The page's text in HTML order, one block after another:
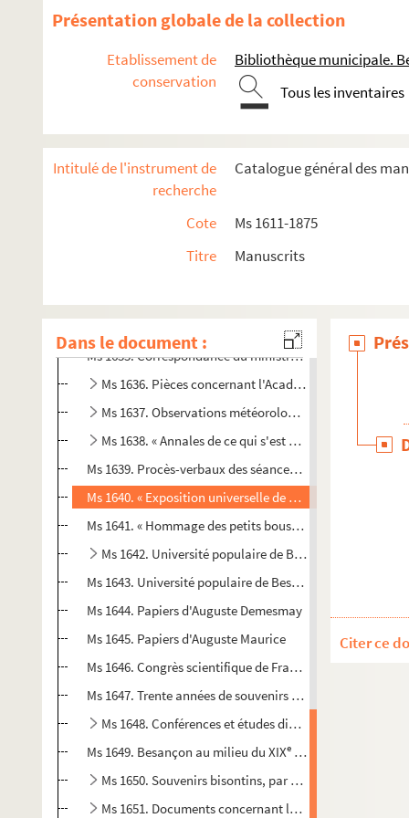
Présentation globale de la collection
Etablissement de
conservation
Bibliothèque municipale.
Tous les inventaires
Intitulé de l'instrument de
recherche
Catalogue général des
Cote
Ms 1611-1875
Titre
Manuscrits
Dans le document :
Ms 1623. Privilèges de la cité de Besançon
Ms 1625. « Rescription de la Cour sur les plaintes des
Ms 1626. « Mémorial que présente à Sa Majesté la cité
Ms 1629. « Mémoire pour servir à l'histoire du
Ms 1630. Pièces diverses concernant le Parlement de
Ms 1634. Pièces détachées de la correspondance des
Ms 1635. Correspondance du ministre et des bureaux de
Ms 1636. Pièces concernant l'Académie de peinture et
Ms 1637. Observations météorologiques et chronique
Ms 1638. « Annales de ce qui s'est passés de plus
Ms 1639. Procès-verbaux des séances de la Commission
Ms 1640. « Exposition universelle de Besançon, par
Ms 1641. « Hommage des petits bousbots à Proudhon et
Ms 1642. Université populaire de Besançon (1900-1908)
Ms 1643. Université populaire de Besançon (1900-1908)
Ms 1644. Papiers d'Auguste Demesmay
Ms 1645. Papiers d'Auguste Maurice
Ms 1646. Congrès scientifique de France à Besançon (8
Ms 1647. Trente années de souvenirs d'un Bisontin,
Ms 1648. Conférences et études diverses de Ch. Sandoz
Ms 1649. Besançon au milieu du XIXe siècle. Conférence
Ms 1650. Souvenirs bisontins, par Ch. Sandoz
Ms 1651. Documents concernant les inondations de
Citer ce